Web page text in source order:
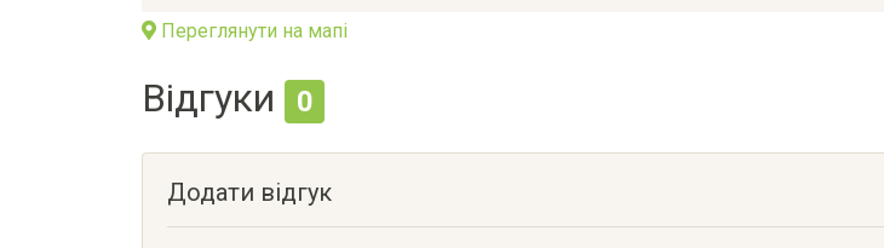
Переглянути на мапі
Відгуки 0
Додати відгук